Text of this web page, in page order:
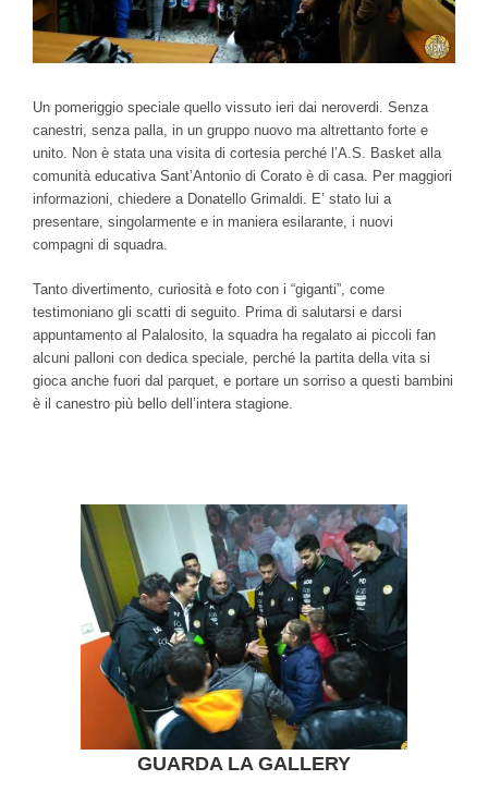
Un pomeriggio speciale quello vissuto ieri dai neroverdi. Senza
canestri, senza palla, in un gruppo nuovo ma altrettanto forte e
unito. Non è stata una visita di cortesia perché l’A.S. Basket alla
comunità educativa Sant’Antonio di Corato è di casa. Per maggiori
informazioni, chiedere a Donatello Grimaldi. E’ stato lui a
presentare, singolarmente e in maniera esilarante, i nuovi
compagni di squadra.
Tanto divertimento, curiosità e foto con i “giganti”, come
testimoniano gli scatti di seguito. Prima di salutarsi e darsi
appuntamento al Palalosito, la squadra ha regalato ai piccoli fan
alcuni palloni con dedica speciale, perché la partita della vita si
gioca anche fuori dal parquet, e portare un sorriso a questi bambini
è il canestro più bello dell’intera stagione.
GUARDA LA GALLERY